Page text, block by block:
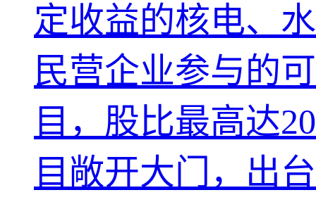
定收益的核电、
民营企业参与的
目，股比最高达
目敞开大门，出